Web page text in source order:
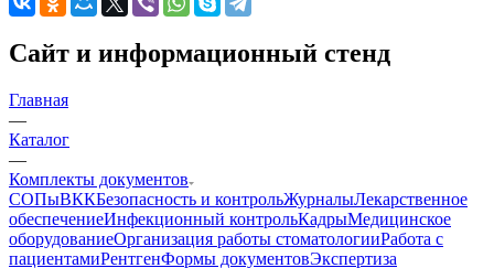
Сайт и информационный стенд
Главная
—
Каталог
—
Комплекты документов
СОПыВККБезопасность и контрольЖурналыЛекарственное
обеспечениеИнфекционный контрольКадрыМедицинское
оборудованиеОрганизация работы стоматологииРабота с
пациентамиРентгенФормы документовЭкспертиза